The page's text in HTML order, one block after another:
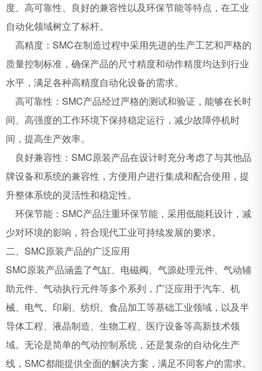
度、高可靠性、良好的兼容性以及环保节能等特点，在工业
自动化领域树立了标杆。
高精度：SMC在制造过程中采用先进的生产工艺和严格的
质量控制标准，确保产品的尺寸精度和动作精度均达到行业
水平，满足各种高精度自动化设备的需求。
高可靠性：SMC产品经过严格的测试和验证，能够在长时
间、高强度的工作环境下保持稳定运行，减少故障停机时
间，提高生产效率。
良好兼容性：SMC原装产品在设计时充分考虑了与其他品
牌设备和系统的兼容性，方便用户进行集成和配合使用，提
升整体系统的灵活性和稳定性。
环保节能：SMC产品注重环保节能，采用低能耗设计，减
少对环境的影响，符合现代工业可持续发展的要求。
二、SMC原装产品的广泛应用
SMC原装产品涵盖了气缸、电磁阀、气源处理元件、气动辅
助元件、气动执行元件等多个系列，广泛应用于汽车、机
械、电气、印刷、纺织、食品加工等基础工业领域，以及半
导体工程、液晶制造、生物工程、医疗设备等高新技术领
域。无论是简单的气动控制系统，还是复杂的自动化生产
线，SMC都能提供全面的解决方案，满足不同客户的需求。